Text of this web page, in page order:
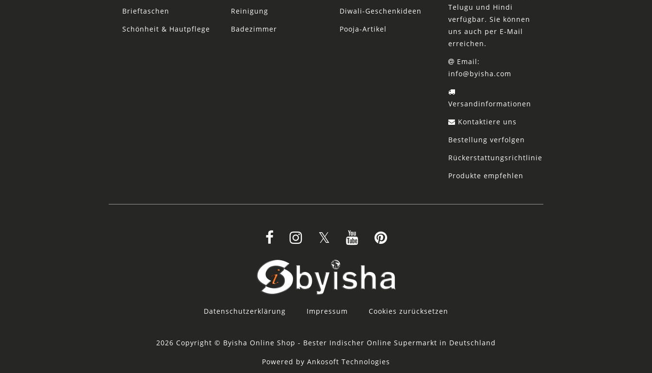
Brieftaschen
Schönheit & Hautpflege
Reinigung
Badezimmer
Diwali-Geschenkideen
Pooja-Artikel
Telugu und Hindi
verfügbar. Sie können
uns auch per E-Mail
erreichen.
Email:
info@byisha.com
Versandinformationen
Kontaktiere uns
Bestellung verfolgen
Rückerstattungsrichtlinie
Produkte empfehlen
Datenschutzerklärung Impressum Cookies zurücksetzen
2026 Copyright © Byisha Online Shop - Bester Indischer Online Supermarkt in Deutschland
Powered by Ankosoft Technologies